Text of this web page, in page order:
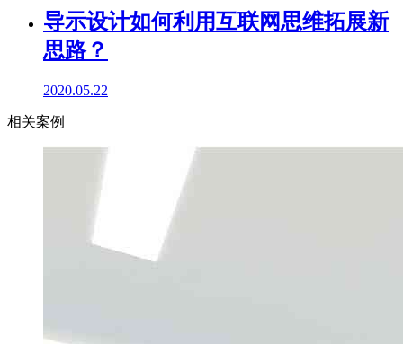
导示设计如何利用互联网思维拓展新
思路？
2020.05.22
相关案例